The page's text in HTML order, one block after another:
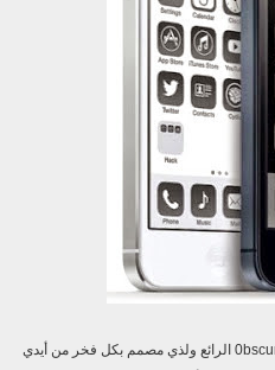
0bscure 7 الرائع ولذي مصمم بكل فخر من أيدي